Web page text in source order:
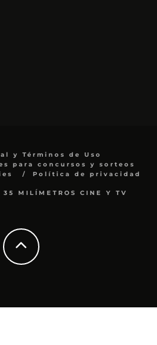
y Términos de Uso
para concursos y sorteos
Política de privacidad
MILÍMETROS CINE Y TV